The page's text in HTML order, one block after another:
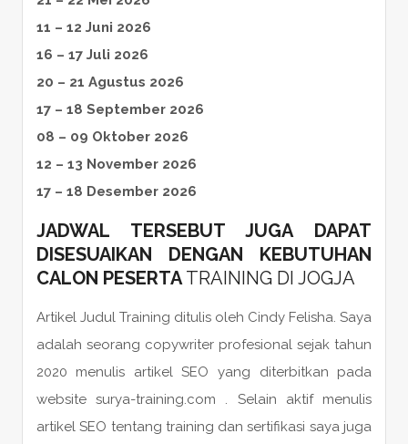
11 – 12 Juni 2026
16 – 17 Juli 2026
20 – 21 Agustus 2026
17 – 18 September 2026
08 – 09 Oktober 2026
12 – 13 November 2026
17 – 18 Desember 2026
JADWAL TERSEBUT JUGA DAPAT
DISESUAIKAN DENGAN KEBUTUHAN
CALON PESERTATRAINING DI JOGJA
Artikel Judul Training ditulis oleh Cindy Felisha. Saya
adalah seorang copywriter profesional sejak tahun
2020 menulis artikel SEO yang diterbitkan pada
website surya-training.com . Selain aktif menulis
artikel SEO tentang training dan sertifikasi saya juga